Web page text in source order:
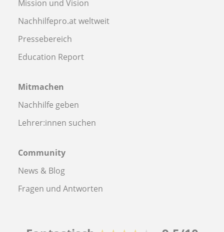
Mission und Vision
Nachhilfepro.at weltweit
Pressebereich
Education Report
Mitmachen
Nachhilfe geben
Lehrer:innen suchen
Community
News & Blog
Fragen und Antworten